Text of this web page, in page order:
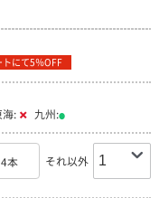
スト）は初運転後
いましたが、今は慣
々不安ですが、今の
良くなりました
感じるだけかもしれ
トにて5％OFF
: 九州:
4本 それ以外